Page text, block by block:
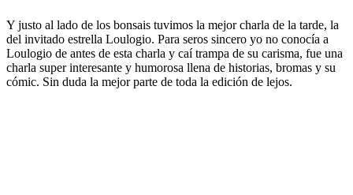
Y justo al lado de los bonsais tuvimos la mejor charla de la tarde, la
del invitado estrella Loulogio. Para seros sincero yo no conocía a
Loulogio de antes de esta charla y caí trampa de su carisma, fue una
charla super interesante y humorosa llena de historias, bromas y su
cómic. Sin duda la mejor parte de toda la edición de lejos.